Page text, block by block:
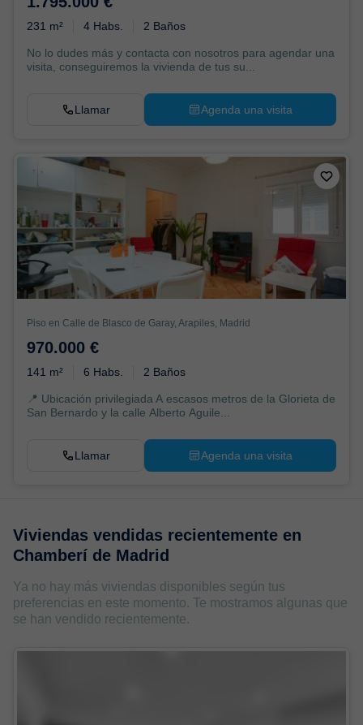
231 m² 4 Habs. 2 Baños
No lo dudes más y contacta con nosotros para agendar una
visita, conseguiremos la vivienda de tus su...
Llamar Agenda una visita
Piso en Calle de Blasco de Garay, Arapiles, Madrid
970.000 €
141 m² 6 Habs. 2 Baños
📍 Ubicación privilegiada A escasos metros de la Glorieta de
San Bernardo y la calle Alberto Aguile...
Llamar Agenda una visita
Viviendas vendidas recientemente en
Chamberí de Madrid
Ya no hay más viviendas disponibles según tus
preferencias en este momento. Te mostramos algunas que
se han vendido recientemente.